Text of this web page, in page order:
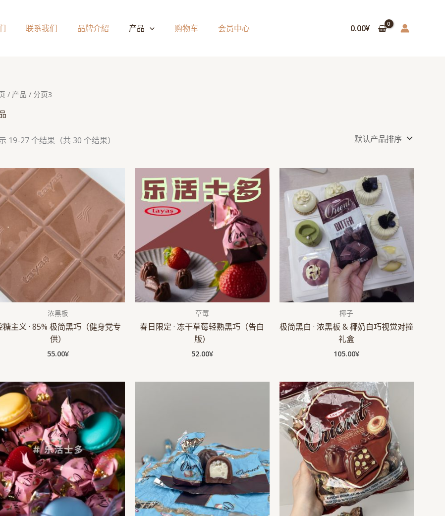
联系我们 品牌介紹 产品 购物车 会员中心 0.00¥
/ 产品 / 分页3
19-27 个结果（共 30 个结果）
浓黑板
糖主义 · 85% 极简黑巧（健身党专
供）
55.00¥
草莓
春日限定 · 冻干草莓轻熟黑巧（告白
版）
52.00¥
椰子
极简黑白 · 浓黑板 & 椰奶白巧视觉对撞
礼盒
105.00¥